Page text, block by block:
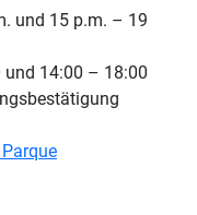
und 15 p.m. – 19
14:00 – 18:00